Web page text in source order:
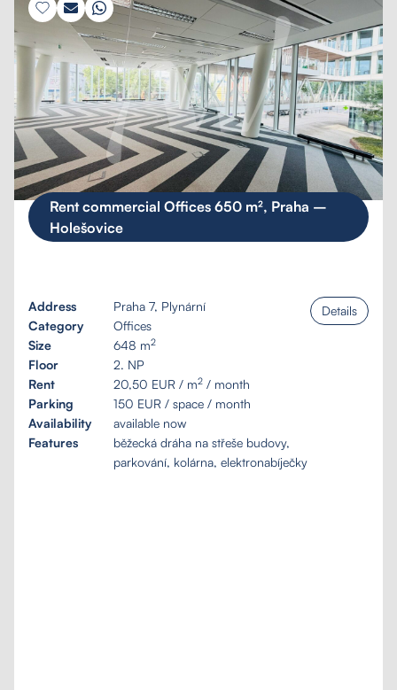
Tailored inquiry
Search
Rent commercial Offices 650 m², Praha –
Holešovice
Address
Praha 7, Plynární
Category
Offices
Size
648 m2
Floor
2. NP
Rent
20,50 EUR / m2 / month
Parking
150 EUR / space / month
Availability
available now
Features
běžecká dráha na střeše budovy,
parkování, kolárna, elektronabíječky
Details